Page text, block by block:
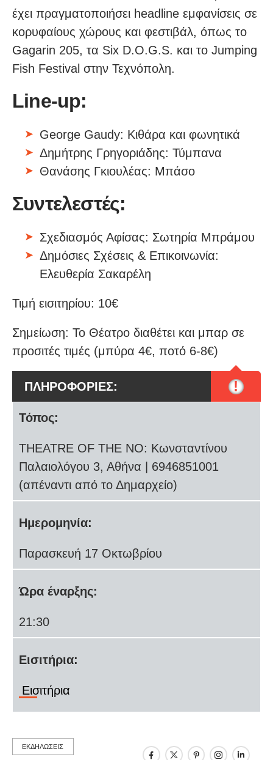
έχει πραγματοποιήσει headline εμφανίσεις σε
κορυφαίους χώρους και φεστιβάλ, όπως το
Gagarin 205, τα Six D.O.G.S. και το Jumping
Fish Festival στην Τεχνόπολη.
Line-up:
George Gaudy: Κιθάρα και φωνητικά
Δημήτρης Γρηγοριάδης: Τύμπανα
Θανάσης Γκιουλέας: Μπάσο
Συντελεστές:
Σχεδιασμός Αφίσας: Σωτηρία Μπράμου
Δημόσιες Σχέσεις & Επικοινωνία:
Ελευθερία Σακαρέλη
Τιμή εισιτηρίου: 10€
Σημείωση: Το Θέατρο διαθέτει και μπαρ σε
προσιτές τιμές (μπύρα 4€, ποτό 6-8€)
ΠΛΗΡΟΦΟΡΙΕΣ: !
Τόπος:
THEATRE OF THE NO: Κωνσταντίνου
Παλαιολόγου 3, Αθήνα | 6946851001
(απέναντι από το Δημαρχείο)
Ημερομηνία:
Παρασκευή 17 Οκτωβρίου
Ώρα έναρξης:
21:30
Εισιτήρια:
Εισιτήρια
ΕΚΔΗΛΩΣΕΙΣ